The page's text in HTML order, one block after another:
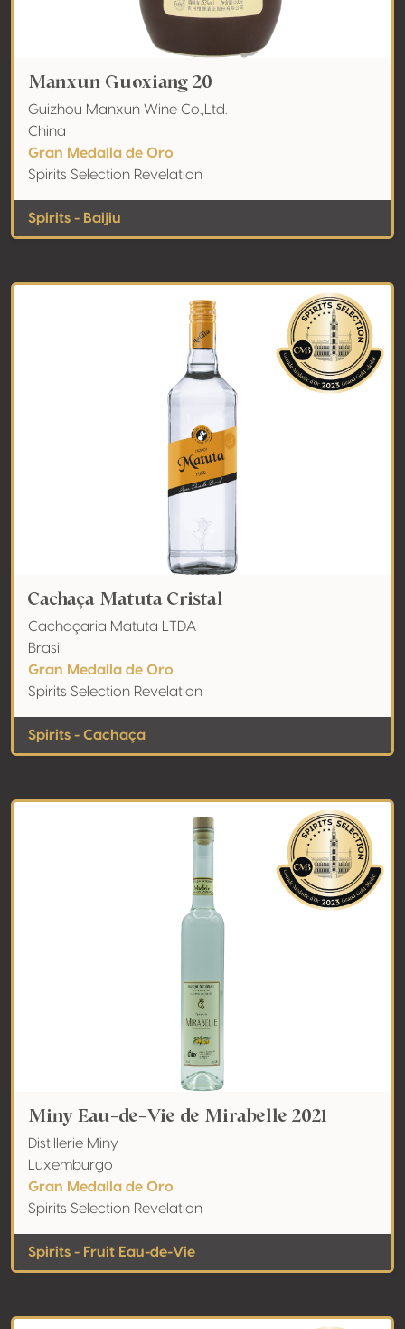
Manxun Guoxiang 20
Guizhou Manxun Wine Co.,Ltd.
China
Gran Medalla de Oro
Spirits Selection Revelation
Spirits - Baijiu
Cachaça Matuta Cristal
Cachaçaria Matuta LTDA
Brasil
Gran Medalla de Oro
Spirits Selection Revelation
Spirits - Cachaça
Miny Eau-de-Vie de Mirabelle 2021
Distillerie Miny
Luxemburgo
Gran Medalla de Oro
Spirits Selection Revelation
Spirits - Fruit Eau-de-Vie